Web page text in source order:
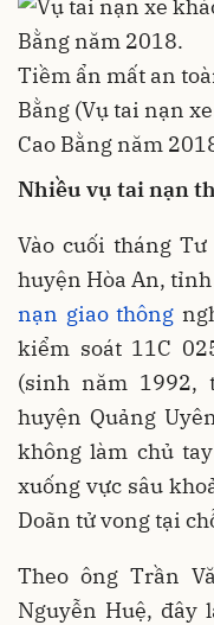
Tiềm ẩn mất an
Bằng (Vụ tai nạn
Cao Bằng năm
Nhiều vụ tai nạn
Vào cuối tháng
huyện Hòa An,
nạn giao thông
kiểm soát 11C
(sinh năm 1992,
huyện Quảng
không làm chủ
xuống vực sâu
Doãn tử vong tại
Theo ông Trần
Nguyễn Huệ, đây